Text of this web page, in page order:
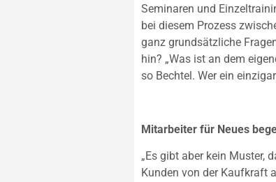
Seminaren und
bei diesem Prozess
ganz grundsätzliche
hin? „Was ist an dem
so Bechtel. Wer ein
Mitarbeiter für Neues
„Es gibt aber kein Muster,
Kunden von der Kaufkraft